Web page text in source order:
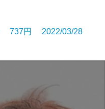
737円 2022/03/28